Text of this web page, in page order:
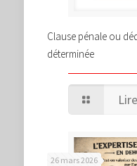
Clause pénale ou
déterminée
26 mars 2026